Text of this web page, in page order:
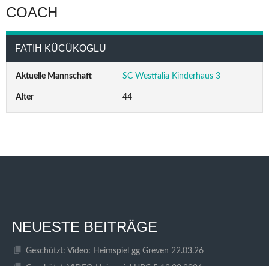
COACH
FATIH KÜCÜKOGLU
Aktuelle Mannschaft SC Westfalia Kinderhaus 3
Alter 44
NEUESTE BEITRÄGE
Geschützt: Video: Heimspiel gg Greven 22.03.26